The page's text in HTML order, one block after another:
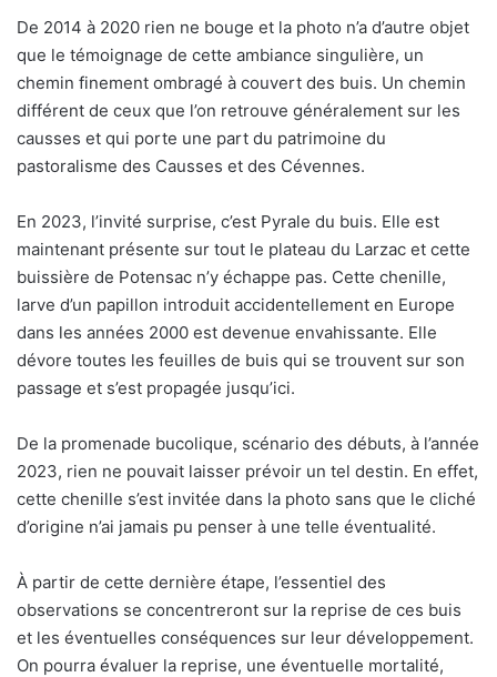
De 2014 à 2020 rien ne bouge et la photo n’a d’autre objet
que le témoignage de cette ambiance singulière, un
chemin finement ombragé à couvert des buis. Un chemin
différent de ceux que l’on retrouve généralement sur les
causses et qui porte une part du patrimoine du
pastoralisme des Causses et des Cévennes.
En 2023, l’invité surprise, c’est Pyrale du buis. Elle est
maintenant présente sur tout le plateau du Larzac et cette
buissière de Potensac n’y échappe pas. Cette chenille,
larve d’un papillon introduit accidentellement en Europe
dans les années 2000 est devenue envahissante. Elle
dévore toutes les feuilles de buis qui se trouvent sur son
passage et s’est propagée jusqu’ici.
De la promenade bucolique, scénario des débuts, à l’année
2023, rien ne pouvait laisser prévoir un tel destin. En effet,
cette chenille s’est invitée dans la photo sans que le cliché
d’origine n’ai jamais pu penser à une telle éventualité.
À partir de cette dernière étape, l’essentiel des
observations se concentreront sur la reprise de ces buis
et les éventuelles conséquences sur leur développement.
On pourra évaluer la reprise, une éventuelle mortalité,